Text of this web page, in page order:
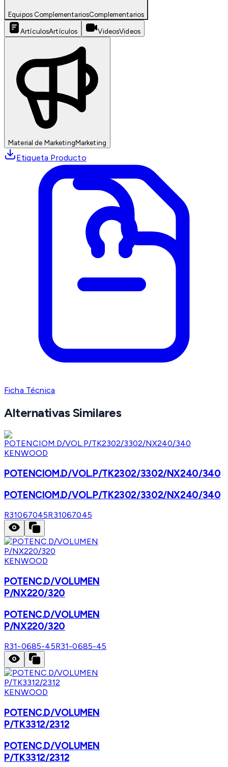
Equipos ComplementariosComplementarios
ArtículosArtículos VideosVideos
Material de MarketingMarketing
Etiqueta Producto
Ficha Técnica
Alternativas Similares
KENWOOD
POTENCIOM.D/VOL.P/TK2302/3302/NX240/340
POTENCIOM.D/VOL.P/TK2302/3302/NX240/340
R31067045R31067045
KENWOOD
POTENC.D/VOLUMEN
P/NX220/320
POTENC.D/VOLUMEN
P/NX220/320
R31-0685-45R31-0685-45
KENWOOD
POTENC.D/VOLUMEN
P/TK3312/2312
POTENC.D/VOLUMEN
P/TK3312/2312